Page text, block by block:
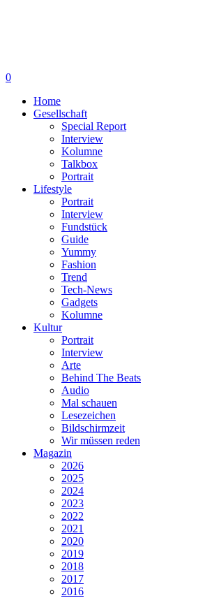
0
Home
Gesellschaft
Special Report
Interview
Kolumne
Talkbox
Portrait
Lifestyle
Portrait
Interview
Fundstück
Guide
Yummy
Fashion
Trend
Tech-News
Gadgets
Kolumne
Kultur
Portrait
Interview
Arte
Behind The Beats
Audio
Mal schauen
Lesezeichen
Bildschirmzeit
Wir müssen reden
Magazin
2026
2025
2024
2023
2022
2021
2020
2019
2018
2017
2016